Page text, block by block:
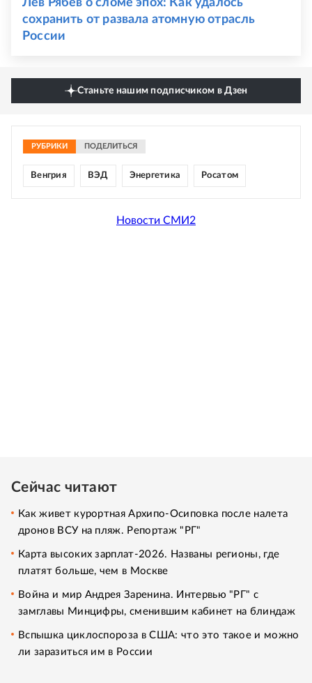
Лев Рябев о сломе эпох: Как удалось
сохранить от развала атомную отрасль
России
Станьте нашим подписчиком в Дзен
РУБРИКИ ПОДЕЛИТЬСЯ
Венгрия ВЭД Энергетика Росатом
Новости СМИ2
Сейчас читают
Как живет курортная Архипо-Осиповка после налета
дронов ВСУ на пляж. Репортаж "РГ"
Карта высоких зарплат-2026. Названы регионы, где
платят больше, чем в Москве
Война и мир Андрея Заренина. Интервью "РГ" с
замглавы Минцифры, сменившим кабинет на блиндаж
Вспышка циклоспороза в США: что это такое и можно
ли заразиться им в России